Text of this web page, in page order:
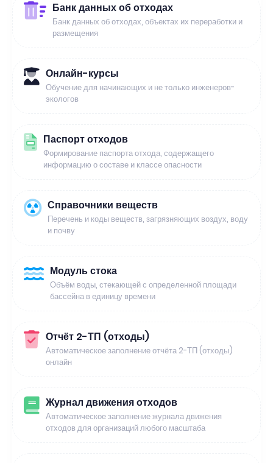
Банк данных об отходах
Банк данных об отходах, объектах их переработки и
размещения
Онлайн-курсы
Обучение для начинающих и не только инженеров-
экологов
Паспорт отходов
Формирование паспорта отхода, содержащего
информацию о составе и классе опасности
Справочники веществ
Перечень и коды веществ, загрязняющих воздух, воду
и почву
Модуль стока
Объём воды, стекающей с определенной площади
бассейна в единицу времени
Отчёт 2-ТП (отходы)
Автоматическое заполнение отчёта 2-ТП (отходы)
онлайн
Журнал движения отходов
Автоматическое заполнение журнала движения
отходов для организаций любого масштаба